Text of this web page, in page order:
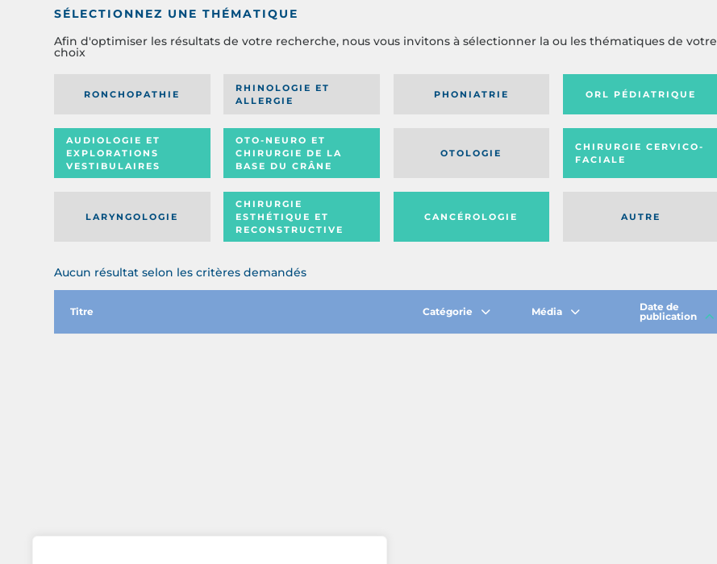
SÉLECTIONNEZ UNE THÉMATIQUE
Afin d'optimiser les résultats de votre recherche, nous vous invitons à sélectionner la ou les thématiques de votre
choix
RONCHOPATHIE
RHINOLOGIE ET
ALLERGIE
PHONIATRIE ORL PÉDIATRIQUE
AUDIOLOGIE ET
EXPLORATIONS
VESTIBULAIRES
OTO-NEURO ET
CHIRURGIE DE LA
BASE DU CRÂNE
OTOLOGIE
CHIRURGIE CERVICO-
FACIALE
AUTRE
LARYNGOLOGIE
CHIRURGIE
ESTHÉTIQUE ET
RECONSTRUCTIVE
CANCÉROLOGIE
Aucun résultat selon les critères demandés
Titre Catégorie Média
Date de
publication